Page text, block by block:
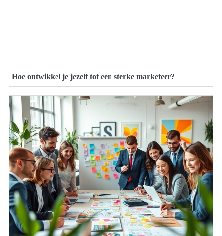
Hoe ontwikkel je jezelf tot een sterke marketeer?